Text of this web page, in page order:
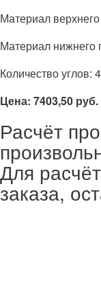
Материал
Материал нижнего
Количество углов: 4
Цена: 7403,50 руб.
Расчёт
Для
заказа,